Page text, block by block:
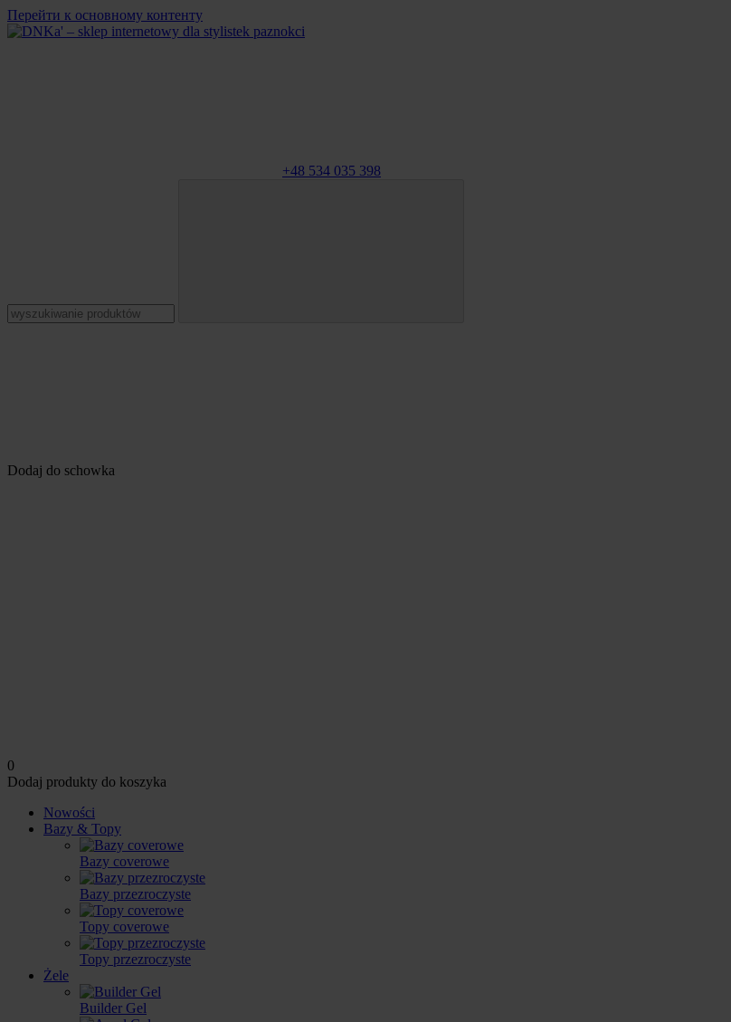
Перейти к основному контенту
+48 534 035 398
Dodaj do schowka
0
Dodaj produkty do koszyka
Nowości
Bazy & Topy
Bazy coverowe
Bazy przezroczyste
Topy coverowe
Topy przezroczyste
Żele
Builder Gel